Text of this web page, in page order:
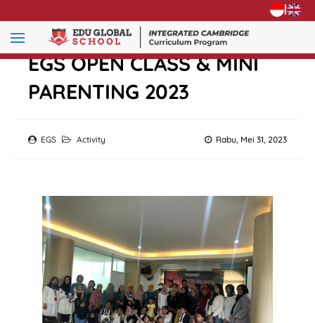
|
EGS OPEN CLASS & MINI
PARENTING 2023
EGS Rabu, Mei 31, 2023
Activity